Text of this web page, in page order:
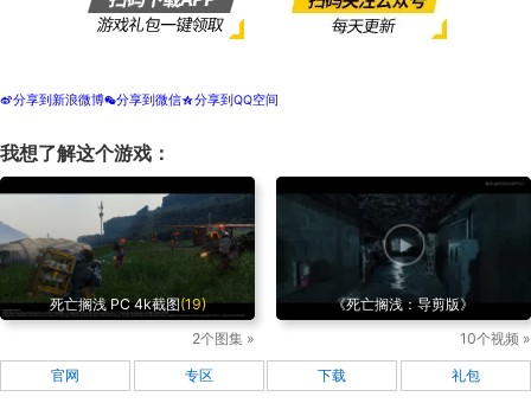
t分享到新浪微博w分享到微信z分享到QQ空间
我想了解这个游戏：
死亡搁浅 PC 4k截图(19)
2个图集 »
《死亡搁浅：导剪版》
10个视频 »
官网 专区 下载 礼包